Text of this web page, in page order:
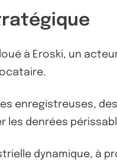
à Eroski, un
enregistreuses,
les denrées
dynamique, à